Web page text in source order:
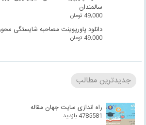
سالمندان
49,000 تومان
دانلود پاورپوینت مصاحبه شایستگی
49,000 تومان
جدیدترین مطالب
راه اندازی سایت جهان مقاله
4785581 بازدید